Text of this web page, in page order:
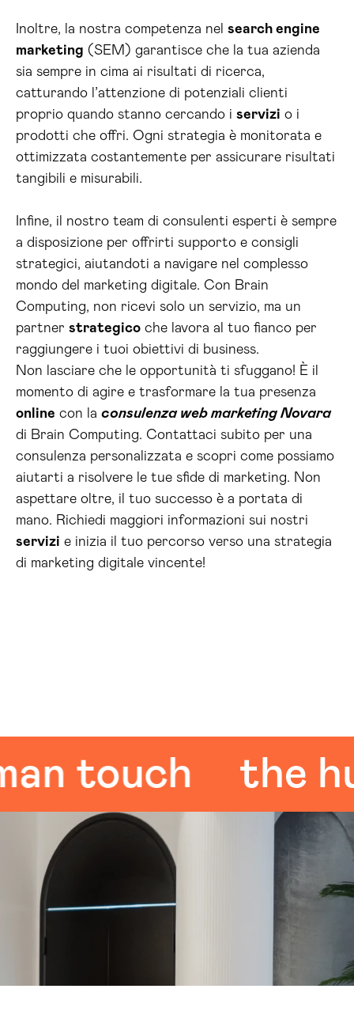
Inoltre, la nostra competenza nel search engine
marketing (SEM) garantisce che la tua azienda
sia sempre in cima ai risultati di ricerca,
catturando l’attenzione di potenziali clienti
proprio quando stanno cercando i servizi o i
prodotti che offri. Ogni strategia è monitorata e
ottimizzata costantemente per assicurare risultati
tangibili e misurabili.
Infine, il nostro team di consulenti esperti è sempre
a disposizione per offrirti supporto e consigli
strategici, aiutandoti a navigare nel complesso
mondo del marketing digitale. Con Brain
Computing, non ricevi solo un servizio, ma un
partner strategico che lavora al tuo fianco per
raggiungere i tuoi obiettivi di business.
Non lasciare che le opportunità ti sfuggano! È il
momento di agire e trasformare la tua presenza
online con la consulenza web marketing Novara
di Brain Computing. Contattaci subito per una
consulenza personalizzata e scopri come possiamo
aiutarti a risolvere le tue sfide di marketing. Non
aspettare oltre, il tuo successo è a portata di
mano. Richiedi maggiori informazioni sui nostri
servizi e inizia il tuo percorso verso una strategia
di marketing digitale vincente!
touch the